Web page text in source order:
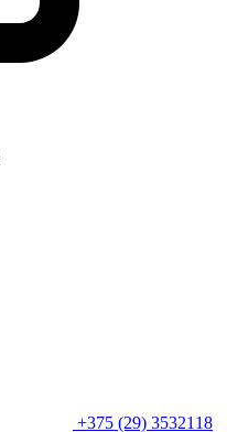
+375 (29) 3532118